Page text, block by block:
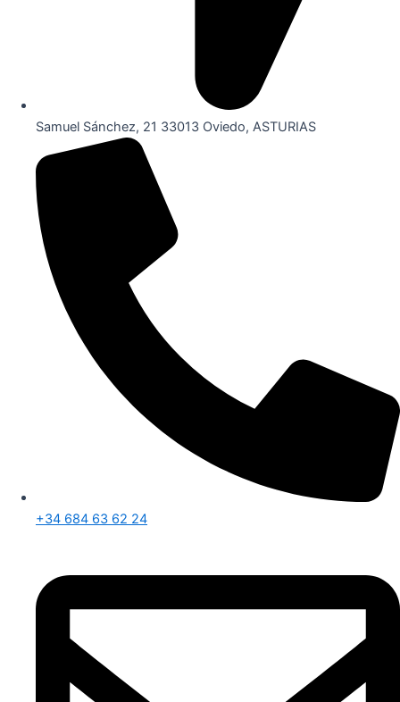
Samuel Sánchez, 21 33013 Oviedo, ASTURIAS
+34 684 63 62 24